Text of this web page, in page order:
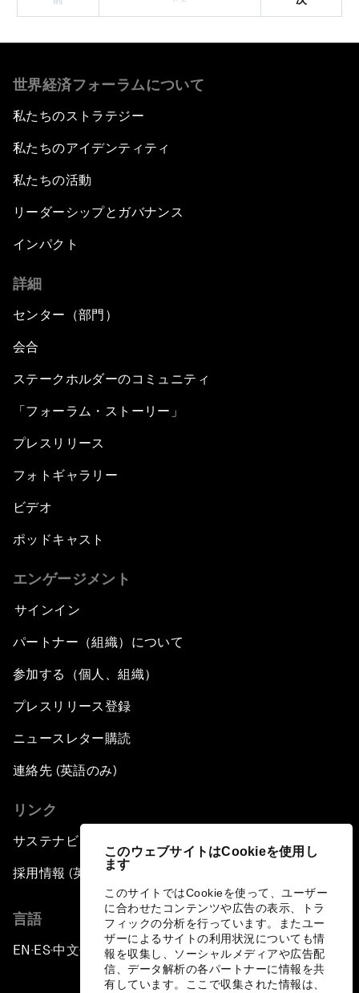
このウェブサイトはCookieを使用し
ます
このサイトではCookieを使って、ユーザー
に合わせたコンテンツや広告の表示、トラ
フィックの分析を行っています。またユー
ザーによるサイトの利用状況についても情
報を収集し、ソーシャルメディアや広告配
信、データ解析の各パートナーに情報を共
有しています。ここで収集された情報は、
世界経済フォーラムについて
私たちのストラテジー
私たちのアイデンティティ
私たちの活動
リーダーシップとガバナンス
インパクト
詳細
センター（部門）
会合
ステークホルダーのコミュニティ
「フォーラム・ストーリー」
プレスリリース
フォトギャラリー
ビデオ
ポッドキャスト
エンゲージメント
サインイン
パートナー（組織）について
参加する（個人、組織）
プレスリリース登録
ニュースレター購読
連絡先 (英語のみ)
リンク
サステナビリティへの取り組み
採用情報 (英語のみ)
言語
EN ▪ES▪中文▪ 日本語